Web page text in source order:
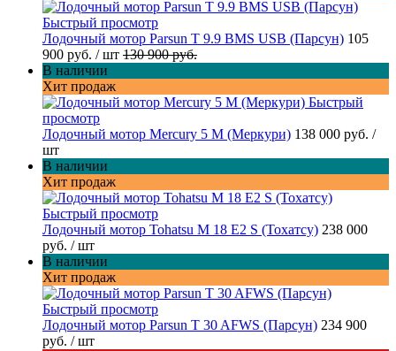
Быстрый просмотр
Лодочный мотор Parsun T 9.9 BMS USB (Парсун) 105
900 руб. / шт 130 900 руб.
В наличии
Хит продаж
Быстрый
просмотр
Лодочный мотор Mercury 5 M (Меркури) 138 000 руб. /
шт
В наличии
Хит продаж
Быстрый просмотр
Лодочный мотор Tohatsu M 18 E2 S (Тохатсу) 238 000
руб. / шт
В наличии
Хит продаж
Быстрый просмотр
Лодочный мотор Parsun T 30 AFWS (Парсун) 234 900
руб. / шт